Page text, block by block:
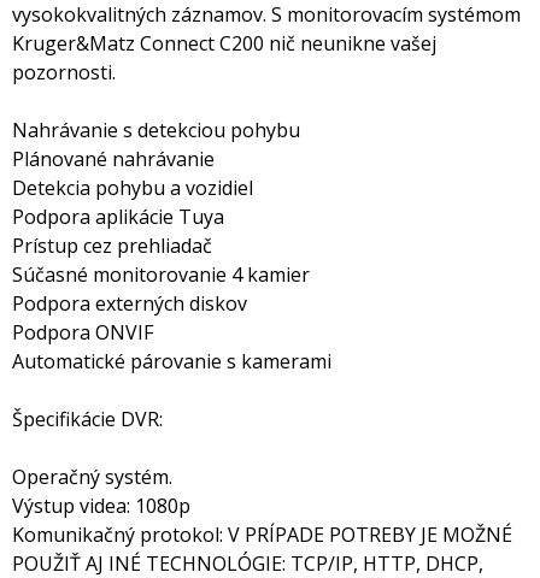
vysokokvalitných záznamov. S monitorovacím systémom
Kruger&Matz Connect C200 nič neunikne vašej
pozornosti.
Nahrávanie s detekciou pohybu
Plánované nahrávanie
Detekcia pohybu a vozidiel
Podpora aplikácie Tuya
Prístup cez prehliadač
Súčasné monitorovanie 4 kamier
Podpora externých diskov
Podpora ONVIF
Automatické párovanie s kamerami
Špecifikácie DVR:
Operačný systém.
Výstup videa: 1080p
Komunikačný protokol: V PRÍPADE POTREBY JE MOŽNÉ
POUŽIŤ AJ INÉ TECHNOLÓGIE: TCP/IP, HTTP, DHCP,